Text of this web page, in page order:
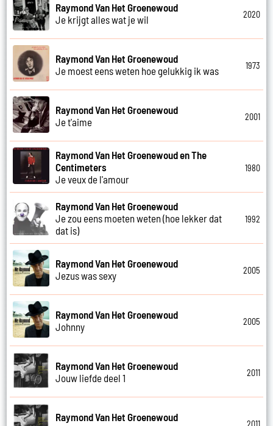
Raymond Van Het Groenewoud
Je krijgt alles wat je wil
2020
Raymond Van Het Groenewoud
Je moest eens weten hoe gelukkig ik was
1973
Raymond Van Het Groenewoud
Je t'aime
2001
Raymond Van Het Groenewoud en The
Centimeters
Je veux de l'amour
1980
Raymond Van Het Groenewoud
Je zou eens moeten weten (hoe lekker dat
dat is)
1992
Raymond Van Het Groenewoud
Jezus was sexy
2005
Raymond Van Het Groenewoud
Johnny
2005
Raymond Van Het Groenewoud
Jouw liefde deel 1
2011
Raymond Van Het Groenewoud
2011